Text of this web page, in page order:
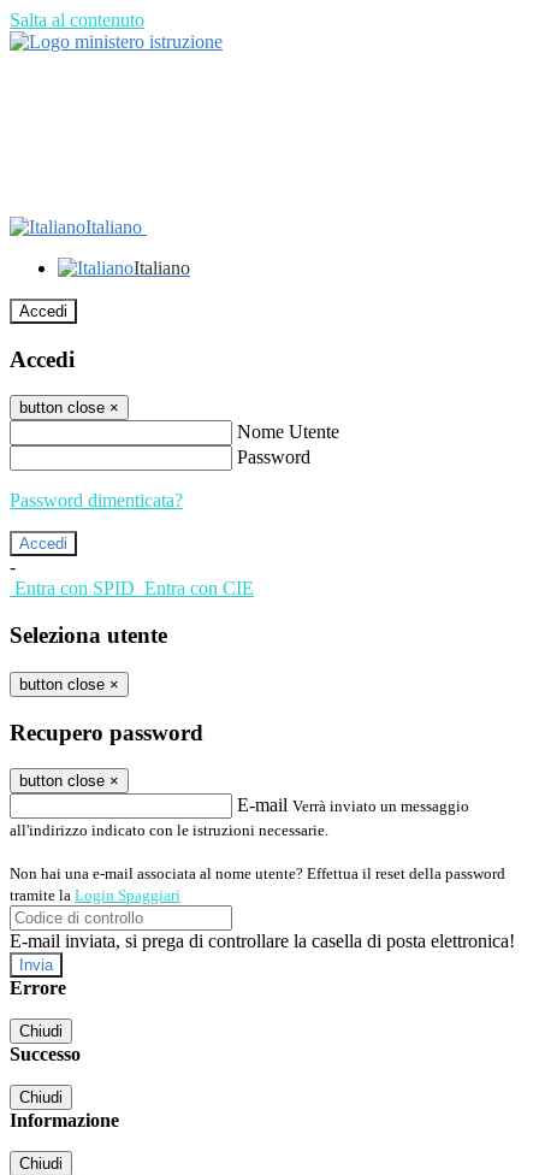
Salta al contenuto
Italiano
Italiano
Accedi
Accedi
button close ×
Nome Utente
Password
Password dimenticata?
-
Entra con SPID Entra con CIE
Seleziona utente
button close ×
Recupero password
button close ×
E-mail Verrà inviato un messaggio
all'indirizzo indicato con le istruzioni necessarie.
Non hai una e-mail associata al nome utente? Effettua il reset della password
tramite la Login Spaggiari
E-mail inviata, si prega di controllare la casella di posta elettronica!
Errore
Chiudi
Successo
Chiudi
Informazione
Chiudi